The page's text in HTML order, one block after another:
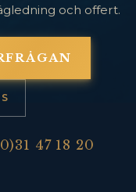
och offert.
47 18 20